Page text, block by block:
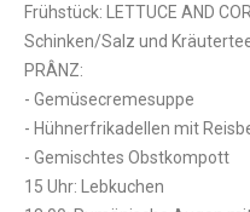
Frühstück: LETTUCE AND
Schinken/Salz und
PRÂNZ:
- Gemüsecremesuppe
- Hühnerfrikadellen mit
- Gemischtes Obstkompott
15 Uhr: Lebkuchen